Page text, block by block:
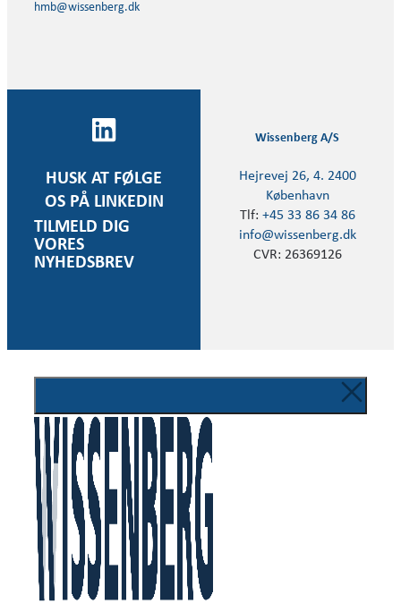
hmb@wissenberg.dk
HUSK AT FØLGE
OS PÅ LINKEDIN
TILMELD DIG
VORES
NYHEDSBREV
Wissenberg A/S
Hejrevej 26, 4. 2400
København
Tlf: +45 33 86 34 86
info@wissenberg.dk
CVR: 26369126